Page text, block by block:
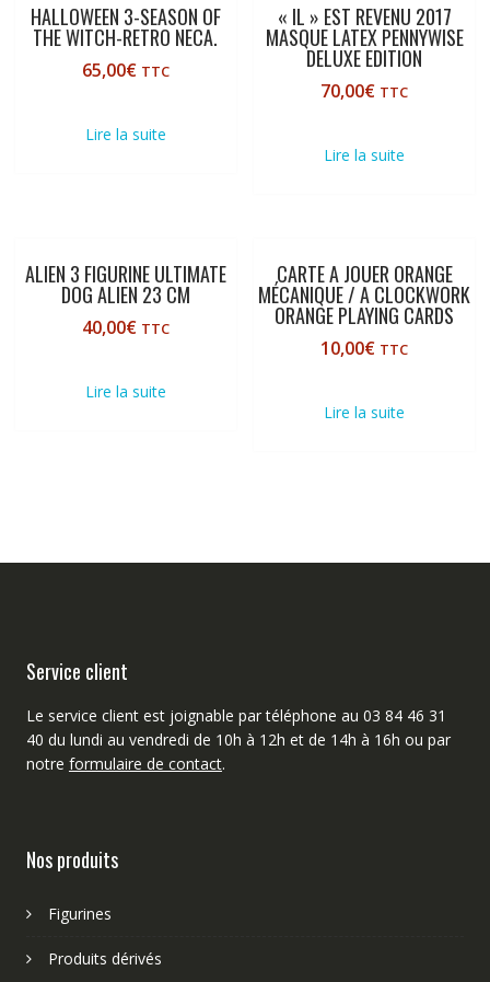
HALLOWEEN 3-SEASON OF
THE WITCH-RETRO NECA.
65,00€ TTC
Lire la suite
« IL » EST REVENU 2017
MASQUE LATEX PENNYWISE
DELUXE EDITION
70,00€ TTC
Lire la suite
ALIEN 3 FIGURINE ULTIMATE
DOG ALIEN 23 CM
40,00€ TTC
Lire la suite
CARTE A JOUER ORANGE
MÉCANIQUE / A CLOCKWORK
ORANGE PLAYING CARDS
10,00€ TTC
Lire la suite
Service client
Le service client est joignable par téléphone au 03 84 46 31
40 du lundi au vendredi de 10h à 12h et de 14h à 16h ou par
notre formulaire de contact.
Nos produits
Figurines
Produits dérivés